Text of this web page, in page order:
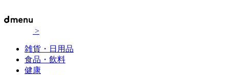
>
雑貨・日用品
食品・飲料
健康